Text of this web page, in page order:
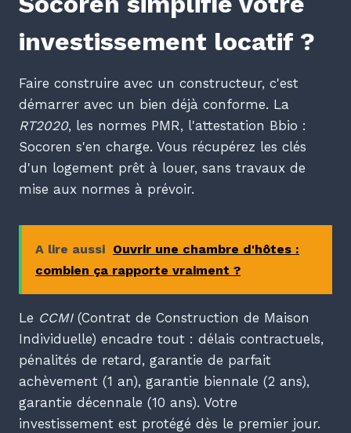
investissement locatif ?
Faire construire avec un constructeur, c'est
démarrer avec un bien déjà conforme. La
RT2020, les normes PMR, l'attestation Bbio :
Socoren s'en charge. Vous récupérez les clés
d'un logement prêt à louer, sans travaux de
mise aux normes à prévoir.
A lire aussi Ouvrir une chambre d'hôtes :
combien ça rapporte vraiment ?
Le CCMI(Contrat de Construction de Maison
Individuelle) encadre tout : délais contractuels,
pénalités de retard, garantie de parfait
achèvement (1 an), garantie biennale (2 ans),
garantie décennale (10 ans). Votre
investissement est protégé dès le premier jour.